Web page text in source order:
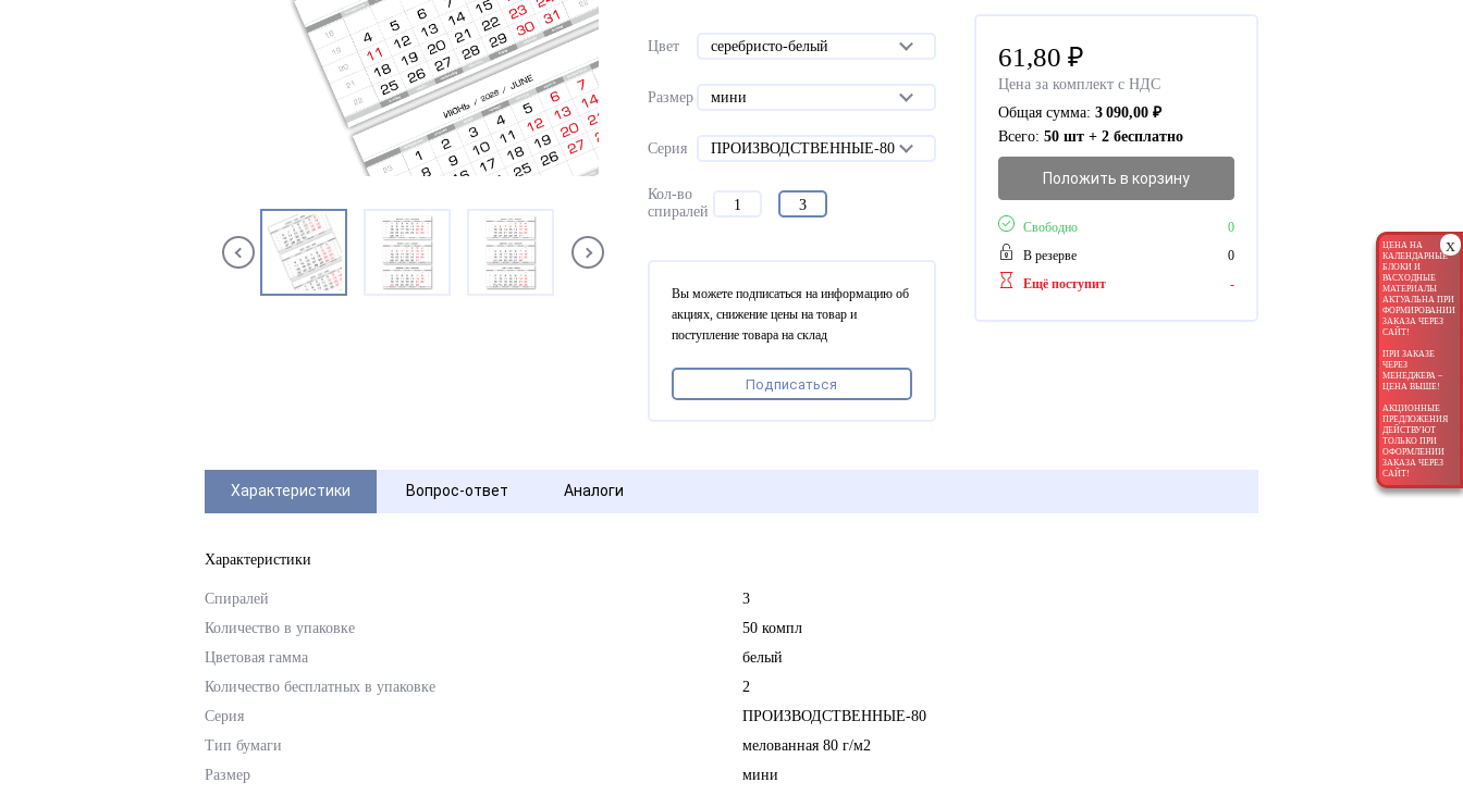
x
ЦЕНА НА
КАЛЕНДАРНЫЕ
БЛОКИ И
РАСХОДНЫЕ
МАТЕРИАЛЫ
АКТУАЛЬНА ПРИ
ФОРМИРОВАНИИ
ЗАКАЗА ЧЕРЕЗ
САЙТ!
ПРИ ЗАКАЗЕ
ЧЕРЕЗ
МЕНЕДЖЕРА –
ЦЕНА ВЫШЕ!
АКЦИОННЫЕ
ПРЕДЛОЖЕНИЯ
ДЕЙСТВУЮТ
ТОЛЬКО ПРИ
ОФОРМЛЕНИИ
ЗАКАЗА ЧЕРЕЗ
САЙТ!
Цвет серебристо-белый
Размер мини
Серия ПРОИЗВОДСТВЕННЫЕ-80
Кол-во
спиралей
1 3
61,80 ₽
Цена за комплект с НДС
Общая сумма: 3 090,00₽
Всего: 50 шт + 2 бесплатно
Положить в корзину
Свободно
0
В резерве
0
Ещё поступит
-
Вы можете подписаться на информацию об
акциях, снижение цены на товар и
поступление товара на склад
Подписаться
Характеристики Вопрос-ответ Аналоги
Характеристики
Спиралей
3
Количество в упаковке
50 компл
Цветовая гамма
белый
Количество бесплатных в упаковке
2
Серия
ПРОИЗВОДСТВЕННЫЕ-80
Тип бумаги
мелованная 80 г/м2
Размер
мини